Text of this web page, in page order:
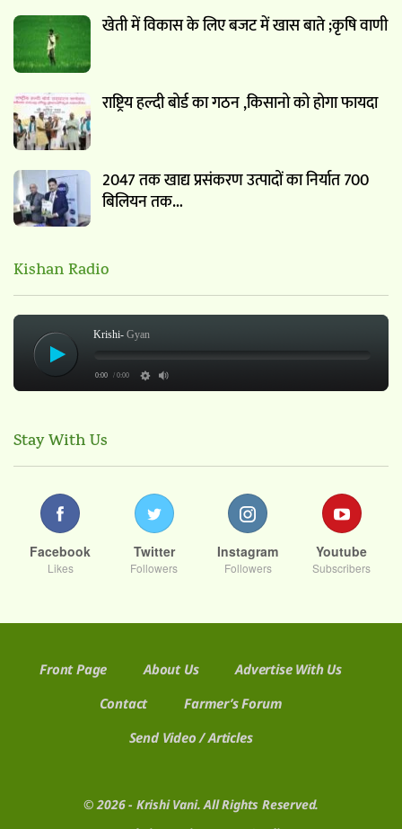
खेती में विकास के लिए बजट में खास बाते ;कृषि वाणी
राष्ट्रिय हल्दी बोर्ड का गठन ,किसानो को होगा फायदा
2047 तक खाद्य प्रसंकरण उत्पादों का निर्यात 700
बिलियन तक…
Kishan Radio
Krishi- Gyan
0:00 / 0:00
Stay With Us
Facebook
Likes
Twitter
Followers
Instagram
Followers
Youtube
Subscribers
Front Page About Us
Advertise With Us
Contact
Farmer’s Forum
Send Video / Articles
© 2026 - Krishi Vani. All Rights Reserved.